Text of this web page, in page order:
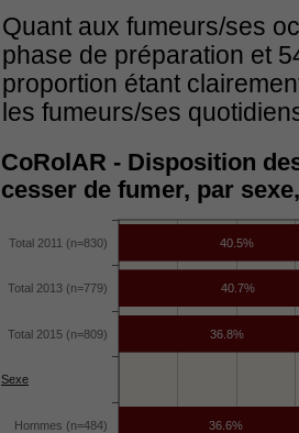
Quant aux fumeurs/ses
phase de préparation et
proportion étant
les fumeurs/ses
CoRolAR - Disposition
cesser de fumer, par
Hommes (n=484)
Sexe
Total 2015 (n=809)
Total 2013 (n=779)
Total 2011 (n=830) 40.5%
40.7%
36.8%
36.6%